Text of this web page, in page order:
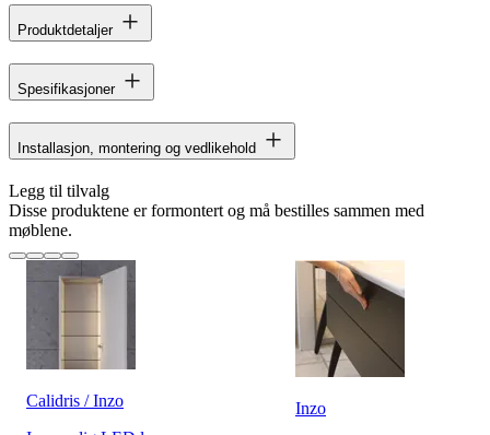
Produktdetaljer
Spesifikasjoner
Installasjon, montering og vedlikehold
Legg til tilvalg
Disse produktene er formontert og må bestilles sammen med
møblene.
Calidris / Inzo
Inzo